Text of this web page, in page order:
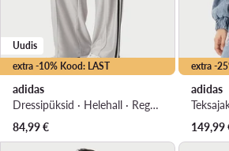
extra -10% Kood: LAST
Uudis
adidas
Dressipüksid · Helehall · Regular Fit
84,99€
extra -
adidas
149,99